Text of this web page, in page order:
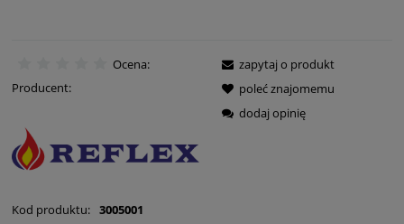
Ocena:
Producent:
Kod produktu: 3005001
zapytaj o produkt
poleć znajomemu
dodaj opinię